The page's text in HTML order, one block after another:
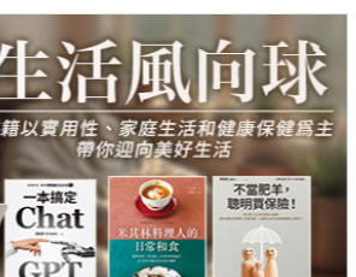
重新正視情感教育和關係裡的學問。
十歲的人生
── 女友乳頭長，怎麼辦？（這也能
戴套，算渣嗎？
順序排列）